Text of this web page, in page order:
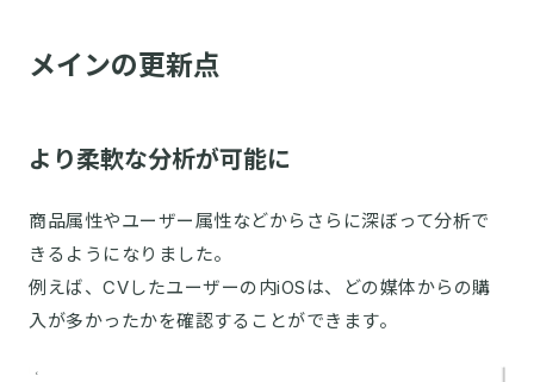
メインの更新点
より柔軟な分析が可能に
商品属性やユーザー属性などからさらに深ぼって分析で
きるようになりました。
例えば、CVしたユーザーの内iOSは、どの媒体からの購
入が多かったかを確認することができます。